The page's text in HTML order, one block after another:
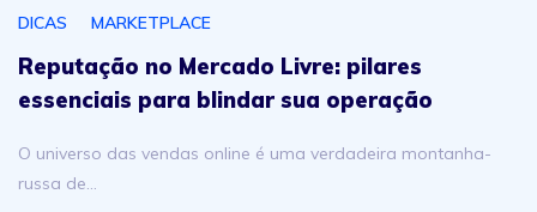
DICAS MARKETPLACE
Reputação no Mercado Livre: pilares
essenciais para blindar sua operação
O universo das vendas online é uma verdadeira montanha-
russa de…